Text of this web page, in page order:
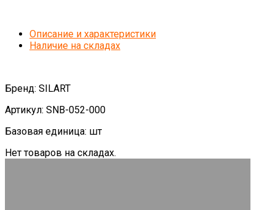
Описание и характеристики
Наличие на складах
Бренд: SILART
Артикул: SNB-052-000
Базовая единица: шт
Нет товаров на складах.